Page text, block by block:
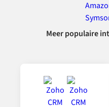
Meer populaire